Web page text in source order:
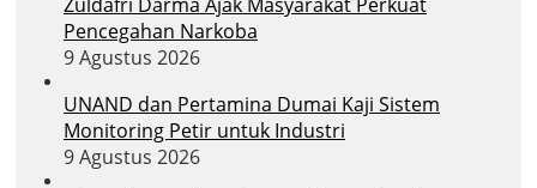
Pencegahan Narkoba
9 Agustus 2026
UNAND dan Pertamina Dumai Kaji Sistem
Monitoring Petir untuk Industri
9 Agustus 2026